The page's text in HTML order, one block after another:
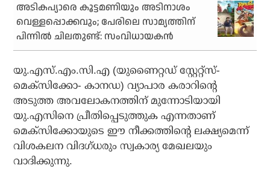
അടികപ്യാരെ കൂട്ടമണിയും അടിനാശം
വെള്ളപ്പൊക്കവും; പേരിലെ സാമ്യത്തിന്
പിന്നില്‍ ചിലതുണ്ട്: സംവിധായകന്‍
യു.എസ്.എം.സി.എ (യുണൈറ്റഡ് സ്റ്റേറ്റ്സ്-
മെക്സിക്കോ- കാനഡ) വ്യാപാര കരാറിന്റെ
അടുത്ത അവലോകനത്തിന് മുന്നോടിയായി
യു.എസിനെ പ്രീതിപ്പെടുത്തുക എന്നതാണ്
മെക്സിക്കോയുടെ ഈ നീക്കത്തിന്റെ ലക്ഷ്യമെന്ന്
വിശകലന വിദഗ്ധരും സ്വകാര്യ മേഖലയും
വാദിക്കുന്നു.